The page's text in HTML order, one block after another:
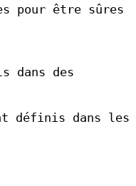
pour être sûres
dans des
définis dans les